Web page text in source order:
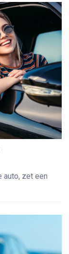
auto, zet een